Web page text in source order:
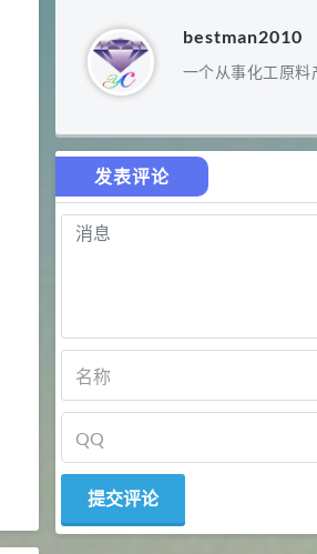
bestman2010
一个从事化工原料
发表评论
浏览量 - 1.64w
11.25 D-异抗坏血酸
浏览量 - 1.55w
34.8 10 DL-蛋氨酸 99%